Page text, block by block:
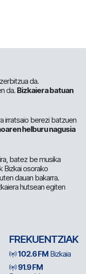
da.
da. Bizkaiera batuan
irratsaio berezi batzuen
helburu nagusia
batez be musika
Bizkai osorako
dauan bakarra.
hutsean egiten
FREKUENTZIAK
102.6 FM Bizkaia
91.9 FM